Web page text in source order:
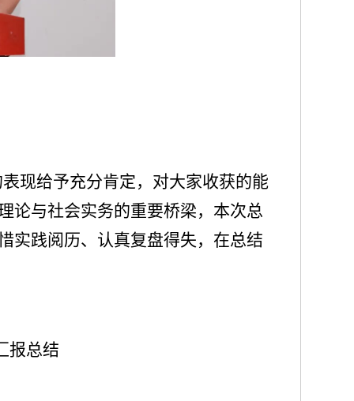
现给予充分肯定，对大家收获的能
论与社会实务的重要桥梁，本次总
实践阅历、认真复盘得失，在总结
报总结